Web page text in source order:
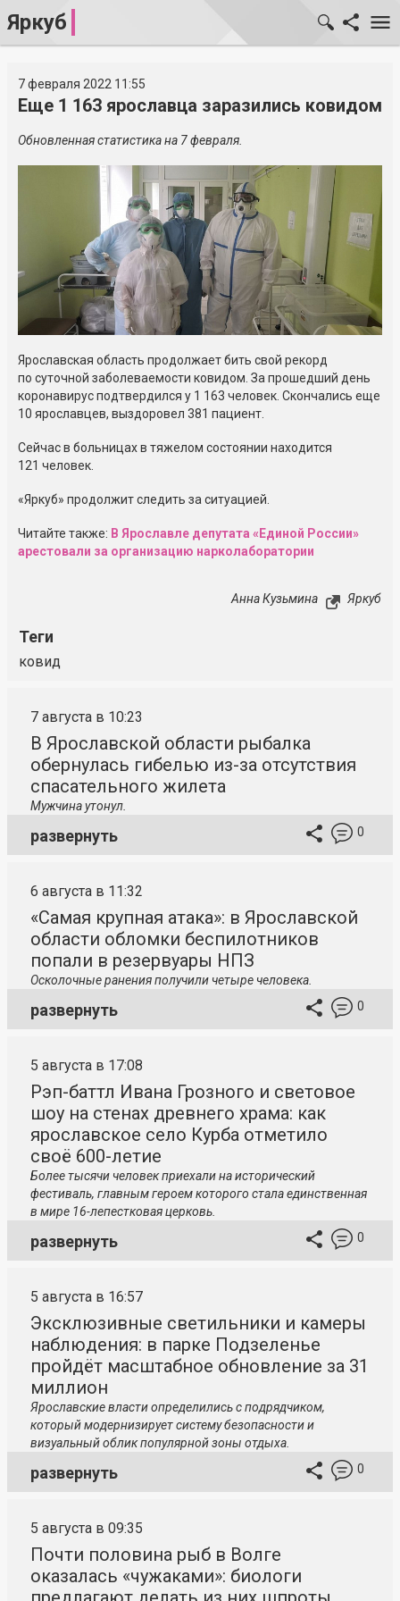
Яркуб
7 февраля 2022 11:55
Еще 1 163 ярославца заразились ковидом
Обновленная статистика на 7 февраля.
Ярославская область продолжает бить свой рекорд
по суточной заболеваемости ковидом. За прошедший день
коронавирус подтвердился у 1 163 человек. Скончались еще
10 ярославцев, выздоровел 381 пациент.
Сейчас в больницах в тяжелом состоянии находится
121 человек.
«Яркуб» продолжит следить за ситуацией.
Читайте также: В Ярославле депутата «Единой России»
арестовали за организацию нарколаборатории
Анна Кузьмина Яркуб
Теги
ковид
7 августа в 10:23
В Ярославской области рыбалка
обернулась гибелью из-за отсутствия
спасательного жилета
Мужчина утонул.
развернуть 0
6 августа в 11:32
«Самая крупная атака»: в Ярославской
области обломки беспилотников
попали в резервуары НПЗ
Осколочные ранения получили четыре человека.
развернуть 0
5 августа в 17:08
Рэп-баттл Ивана Грозного и световое
шоу на стенах древнего храма: как
ярославское село Курба отметило
своё 600-летие
Более тысячи человек приехали на исторический
фестиваль, главным героем которого стала единственная
в мире 16-лепестковая церковь.
развернуть 0
5 августа в 16:57
Эксклюзивные светильники и камеры
наблюдения: в парке Подзеленье
пройдёт масштабное обновление за 31
миллион
Ярославские власти определились с подрядчиком,
который модернизирует систему безопасности и
визуальный облик популярной зоны отдыха.
развернуть 0
5 августа в 09:35
Почти половина рыб в Волге
оказалась «чужаками»: биологи